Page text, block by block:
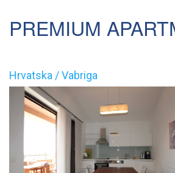
PREMIUM
Hrvatska / Vabriga